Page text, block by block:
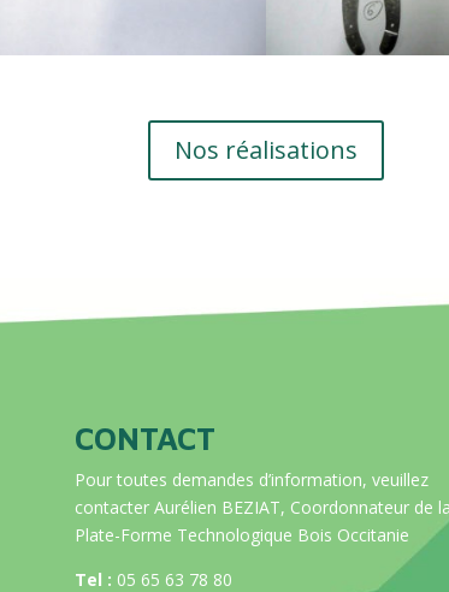
Nos réalisations
CONTACT
Pour toutes demandes d’information, veuillez
contacter Aurélien BEZIAT, Coordonnateur de la
Plate-Forme Technologique Bois Occitanie
Tel : 05 65 63 78 80